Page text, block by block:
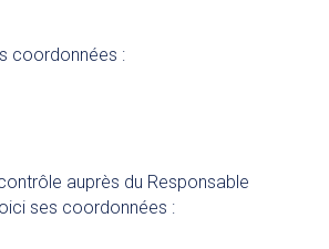
coordonnées :
auprès du Responsable
ses coordonnées :